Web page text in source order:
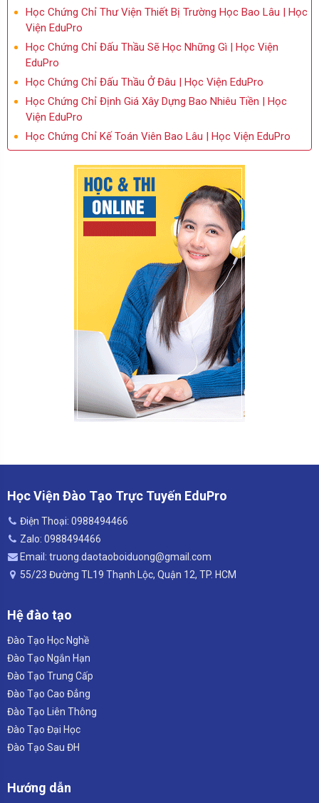
Học Chứng Chỉ Thư Viện Thiết Bị Trường Học Bao Lâu | Học
Viện EduPro
Học Chứng Chỉ Đấu Thầu Sẽ Học Những Gì | Học Viện
EduPro
Học Chứng Chỉ Đấu Thầu Ở Đâu | Học Viện EduPro
Học Chứng Chỉ Định Giá Xây Dựng Bao Nhiêu Tiền | Học
Viện EduPro
Học Chứng Chỉ Kế Toán Viên Bao Lâu | Học Viện EduPro
Học Viện Đào Tạo Trực Tuyến EduPro
Điện Thoại: 0988494466
Zalo: 0988494466
Email: truong.daotaoboiduong@gmail.com
55/23 Đường TL19 Thạnh Lộc, Quận 12, TP. HCM
Hệ đào tạo
Đào Tạo Học Nghề
Đào Tạo Ngắn Hạn
Đào Tạo Trung Cấp
Đào Tạo Cao Đẳng
Đào Tạo Liên Thông
Đào Tạo Đại Học
Đào Tạo Sau ĐH
Hướng dẫn